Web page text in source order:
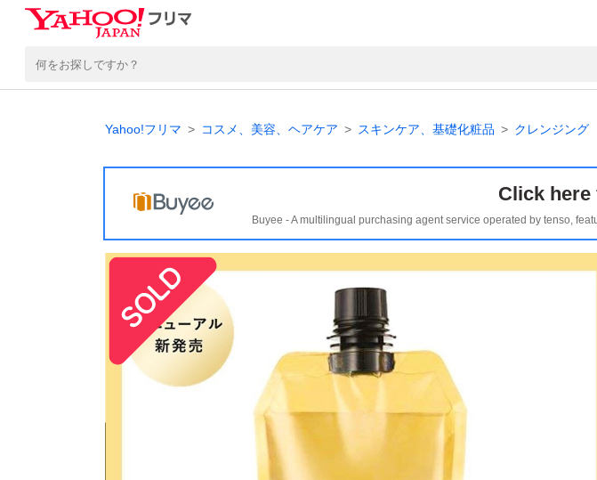
Yahoo!フリマ コスメ、美容、ヘアケア スキンケア、基礎化粧品 クレンジング
Click here
Buyee - A multilingual purchasing agent service operated by tenso,